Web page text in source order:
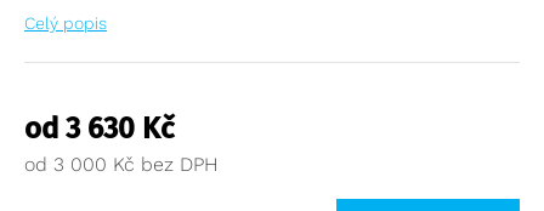
Celý popis
od 3 630 Kč
od 3 000 Kč